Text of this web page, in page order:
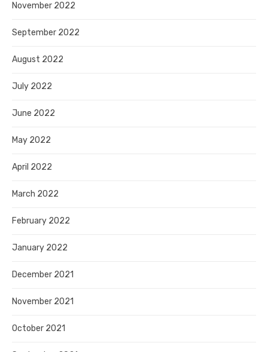
November 2022
September 2022
August 2022
July 2022
June 2022
May 2022
April 2022
March 2022
February 2022
January 2022
December 2021
November 2021
October 2021